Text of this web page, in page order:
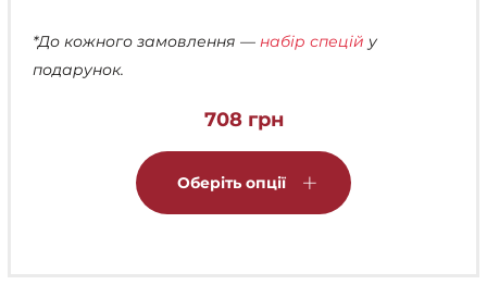
*До кожного замовлення — набір спецій у
подарунок.
708 грн
Оберіть опції